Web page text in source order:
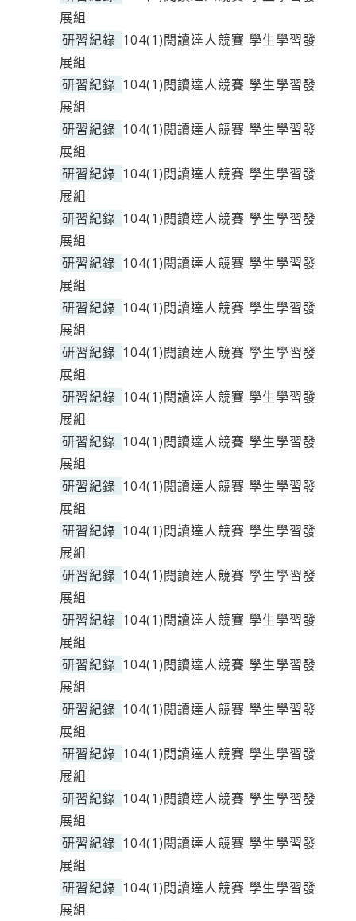
展組
研習紀錄 104(1)閱讀達人競賽 學生學習發
展組
研習紀錄 104(1)閱讀達人競賽 學生學習發
展組
研習紀錄 104(1)閱讀達人競賽 學生學習發
展組
研習紀錄 104(1)閱讀達人競賽 學生學習發
展組
研習紀錄 104(1)閱讀達人競賽 學生學習發
展組
研習紀錄 104(1)閱讀達人競賽 學生學習發
展組
研習紀錄 104(1)閱讀達人競賽 學生學習發
展組
研習紀錄 104(1)閱讀達人競賽 學生學習發
展組
研習紀錄 104(1)閱讀達人競賽 學生學習發
展組
研習紀錄 104(1)閱讀達人競賽 學生學習發
展組
研習紀錄 104(1)閱讀達人競賽 學生學習發
展組
研習紀錄 104(1)閱讀達人競賽 學生學習發
展組
研習紀錄 104(1)閱讀達人競賽 學生學習發
展組
研習紀錄 104(1)閱讀達人競賽 學生學習發
展組
研習紀錄 104(1)閱讀達人競賽 學生學習發
展組
研習紀錄 104(1)閱讀達人競賽 學生學習發
展組
研習紀錄 104(1)閱讀達人競賽 學生學習發
展組
研習紀錄 104(1)閱讀達人競賽 學生學習發
展組
研習紀錄 104(1)閱讀達人競賽 學生學習發
展組
研習紀錄 104(1)閱讀達人競賽 學生學習發
展組